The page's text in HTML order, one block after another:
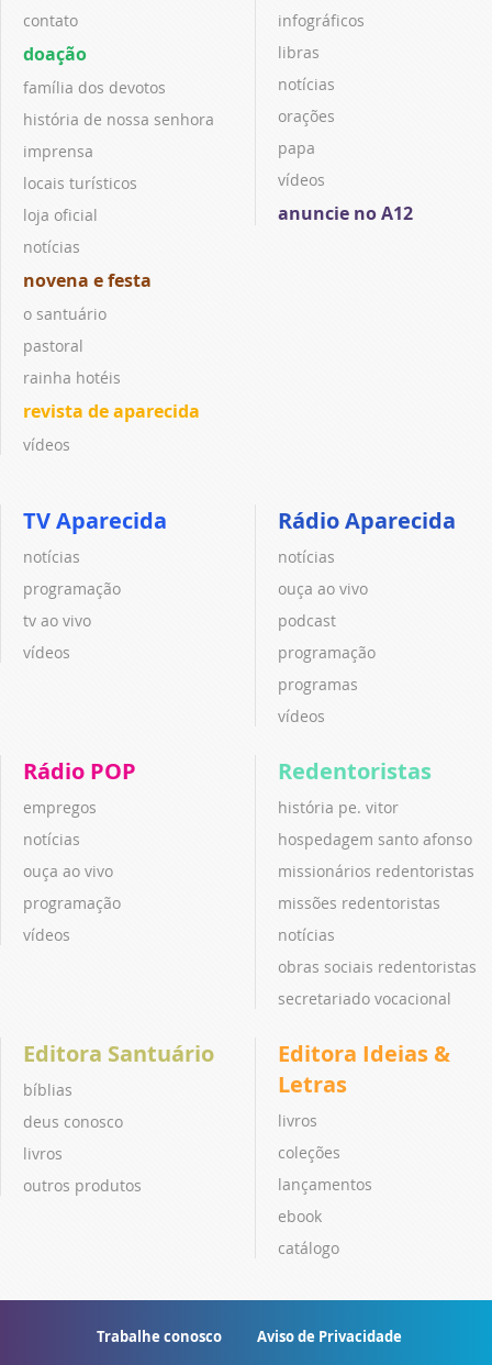
contato
doação
família dos devotos
história de nossa senhora
imprensa
locais turísticos
loja oficial
notícias
novena e festa
o santuário
pastoral
rainha hotéis
revista de aparecida
vídeos
infográficos
libras
notícias
orações
papa
vídeos
anuncie no A12
TV Aparecida
notícias
programação
tv ao vivo
vídeos
Rádio Aparecida
notícias
ouça ao vivo
podcast
programação
programas
vídeos
Rádio POP
empregos
notícias
ouça ao vivo
programação
vídeos
Redentoristas
história pe. vitor
hospedagem santo afonso
missionários redentoristas
missões redentoristas
notícias
obras sociais redentoristas
secretariado vocacional
Editora Santuário
bíblias
deus conosco
livros
outros produtos
Editora Ideias &
Letras
livros
coleções
lançamentos
ebook
catálogo
Trabalhe conosco Aviso de Privacidade